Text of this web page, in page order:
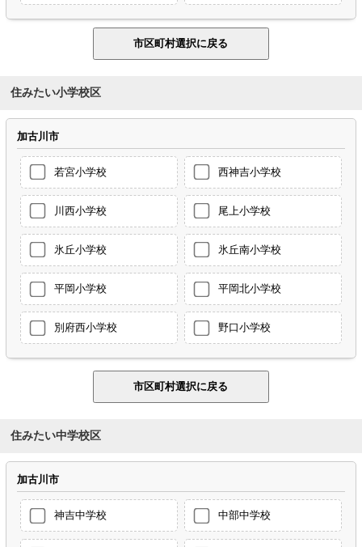
住みたい小学校区
加古川市
若宮小学校 西神吉小学校
川西小学校 尾上小学校
氷丘小学校 氷丘南小学校
平岡小学校 平岡北小学校
別府西小学校 野口小学校
住みたい中学校区
加古川市
神吉中学校 中部中学校